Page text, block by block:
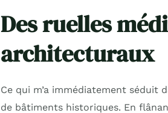
Des ruelles
architecturaux
Ce qui m’a immédiatement séduit
de bâtiments historiques. En